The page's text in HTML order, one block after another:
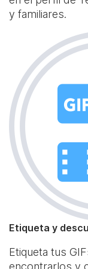
y familiares.
Etiqueta y
Etiqueta tus
encontrarlos y